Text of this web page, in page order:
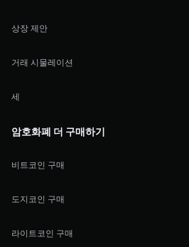
상장 제안
거래 시물레이션
세
암호화폐 더 구매하기
비트코인 구매
도지코인 구매
라이트코인 구매